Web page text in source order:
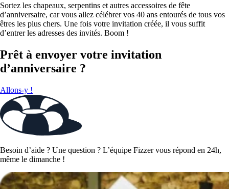
Sortez les chapeaux, serpentins et autres accessoires de fête
d’anniversaire, car vous allez célébrer vos 40 ans entourés de tous vos
êtres les plus chers. Une fois votre invitation créée, il vous suffit
d’entrer les adresses des invités. Boom !
Prêt à envoyer votre invitation
d’anniversaire ?
Allons-y !
Besoin d’aide ? Une question ? L’équipe Fizzer vous répond en 24h,
même le dimanche !